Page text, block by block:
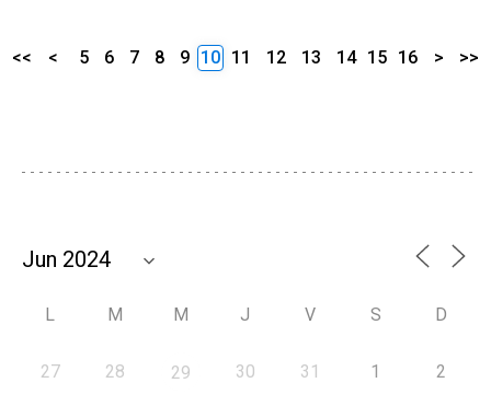
<< < 5 6 7 8 9 10 11 12 13 14 15 16 > >>
L M M J V S D
27 28 29 30 31 1 2